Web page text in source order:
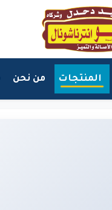
المنتجات من نحن